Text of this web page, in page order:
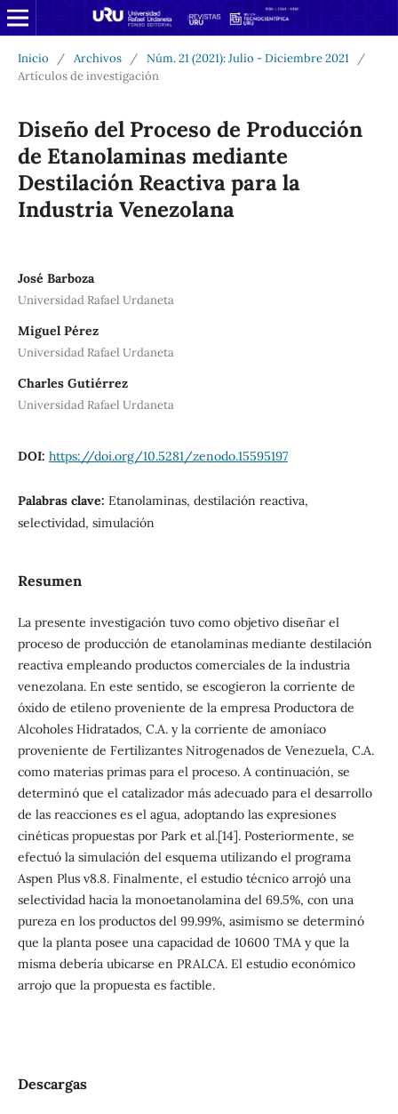
Inicio / Archivos / Núm. 21 (2021): Julio - Diciembre 2021
/
Artículos de investigación
Diseño del Proceso de Producción
de Etanolaminas mediante
Destilación Reactiva para la
Industria Venezolana
José Barboza
Universidad Rafael Urdaneta
Miguel Pérez
Universidad Rafael Urdaneta
Charles Gutiérrez
Universidad Rafael Urdaneta
DOI: https://doi.org/10.5281/zenodo.15595197
Palabras clave: Etanolaminas, destilación reactiva,
selectividad, simulación
Resumen
La presente investigación tuvo como objetivo diseñar el
proceso de producción de etanolaminas mediante destilación
reactiva empleando productos comerciales de la industria
venezolana. En este sentido, se escogieron la corriente de
óxido de etileno proveniente de la empresa Productora de
Alcoholes Hidratados, C.A. y la corriente de amoníaco
proveniente de Fertilizantes Nitrogenados de Venezuela, C.A.
como materias primas para el proceso. A continuación, se
determinó que el catalizador más adecuado para el desarrollo
de las reacciones es el agua, adoptando las expresiones
cinéticas propuestas por Park et al.[14]. Posteriormente, se
efectuó la simulación del esquema utilizando el programa
Aspen Plus v8.8. Finalmente, el estudio técnico arrojó una
selectividad hacia la monoetanolamina del 69.5%, con una
pureza en los productos del 99.99%, asimismo se determinó
que la planta posee una capacidad de 10600 TMA y que la
misma debería ubicarse en PRALCA. El estudio económico
arrojo que la propuesta es factible.
Descargas